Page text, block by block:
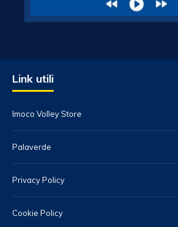
Link utili
Imoco Volley Store
Palaverde
Privacy Policy
Cookie Policy